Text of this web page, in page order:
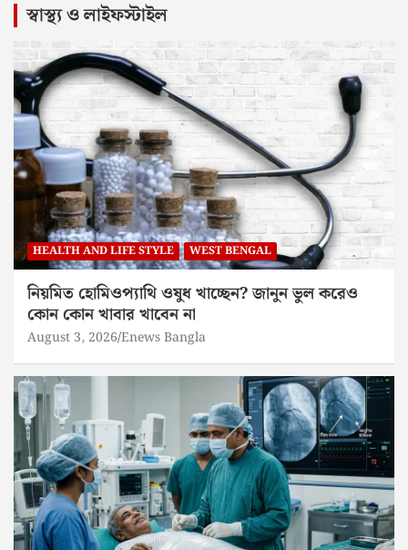
স্বাস্থ্য ও লাইফস্টাইল
HEALTH AND LIFE STYLE WEST BENGAL
নিয়মিত হোমিওপ্যাথি ওষুধ খাচ্ছেন? জানুন ভুল করেও
কোন কোন খাবার খাবেন না
August 3, 2026 Enews Bangla